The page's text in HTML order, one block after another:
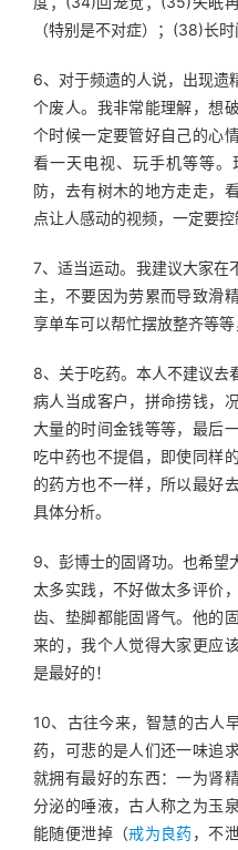
（特别是不对症）；(38)长
6、对于频遗的人说，出现遗
个废人。我非常能理解，想
个时候一定要管好自己的心
看一天电视、玩手机等等
防，去有树木的地方走走，
点让人感动的视频，一定要控
7、适当运动。我建议大家在
主，不要因为劳累而导致滑
享单车可以帮忙摆放整齐等等
8、关于吃药。本人不建议去
病人当成客户，拼命捞钱，
大量的时间金钱等等，最后
吃中药也不提倡，即使同样
的药方也不一样，所以最好
具体分析。
9、彭博士的固肾功。也希望
太多实践，不好做太多评价
齿、垫脚都能固肾气。他的
来的，我个人觉得大家更应
是最好的！
10、古往今来，智慧的古人
药，可悲的是人们还一味追
就拥有最好的东西：一为肾
分泌的唾液，古人称之为玉
能随便泄掉（戒为良药，不